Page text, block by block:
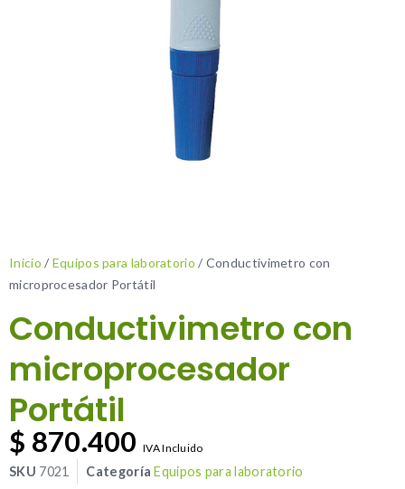
Inicio / Equipos para laboratorio / Conductivimetro con
microprocesador Portátil
Conductivimetro con
microprocesador
Portátil
$ 870.400 IVA Incluido
SKU 7021 Categoría Equipos para laboratorio